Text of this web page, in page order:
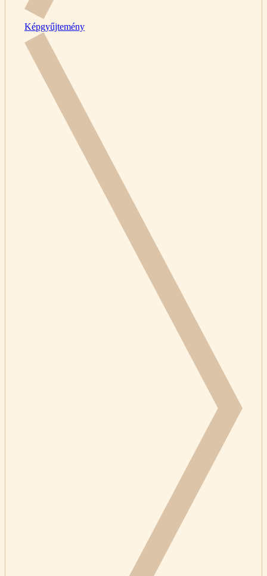
Képgyűjtemény